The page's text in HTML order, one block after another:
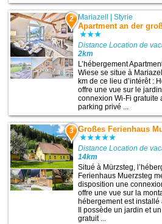
2 Mariazell |Styrie
Apartment an der
Distance Location de
2km
L’hébergement
Wiese se situe à
km de ce lieu d’intérêt :
offre une vue sur le
connexion Wi-Fi gratuite
parking privé ...
3 Großes Ferienhaus
Distance Location de
14km
Situé à Mürzsteg,
Ferienhaus Muerzsteg
disposition une
offre une vue sur la
hébergement est installé
Il possède un jardin et
gratuit ...